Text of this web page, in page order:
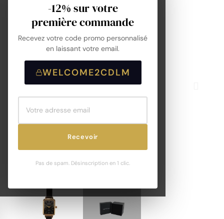
-12% sur votre
première commande
Recevez votre code promo personnalisé
en laissant votre email.
WELCOME2CDLM
Recevoir
Pas de spam. Désinscription en 1 clic.